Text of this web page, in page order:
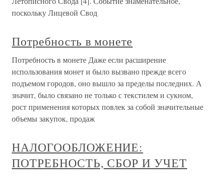
поскольку Лицевой Свод
Потребность в монете
Потребность в монете Даже если расширение
использования монет и было вызвано прежде всего
подъемом городов, оно вышло за пределы последних. А
значит, было связано не только с текстилем и сукном,
рост применения которых повлек за собой значительные
объемы закупок, продаж
НАЛОГООБЛОЖЕНИЕ:
ПОТРЕБНОСТЬ, СБОР И УЧЕТ